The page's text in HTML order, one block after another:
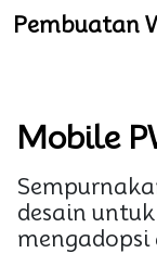
Pembuatan
Mobile
desain